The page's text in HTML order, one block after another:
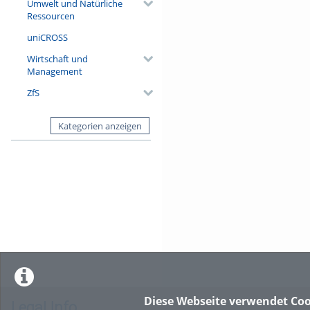
Diese Webseite verwendet
Umwelt und Natürliche
Ressourcen
uniCROSS
Wirtschaft und
Management
ZfS
Kategorien anzeigen